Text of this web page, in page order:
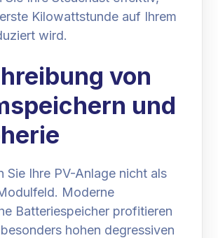
Kilowattstunde auf Ihrem
wird.
von
und
Sie Ihre PV-Anlage nicht als
Moderne
Batteriespeicher profitieren
hohen degressiven